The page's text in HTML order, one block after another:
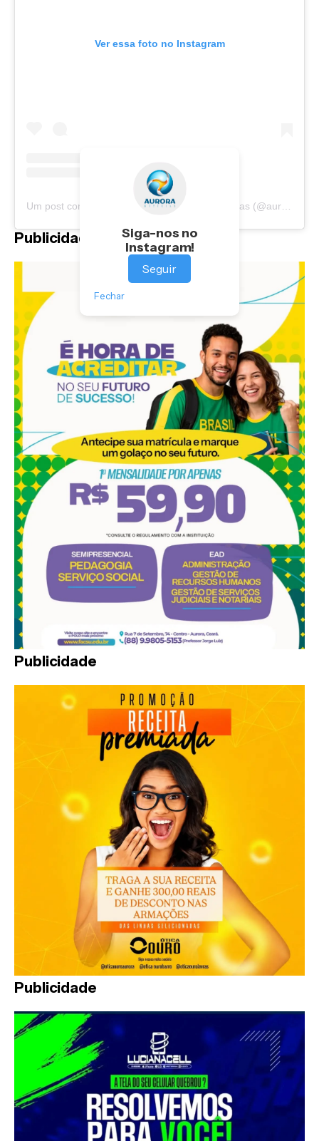
Siga-nos no
Instagram!
Seguir
Fechar
Ver essa foto no Instagram
Um post compartilhado por Portal Aurora Notícias (@auroranoticias)
Publicidade
Publicidade
Publicidade